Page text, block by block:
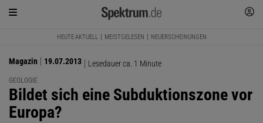
HEUTE AKTUELL MEISTGELESEN NEUERSCHEINUNGEN
Magazin 19.07.2013 Lesedauer ca. 1 Minute
GEOLOGIE
:
Bildet sich eine Subduktionszone vor
Europa?